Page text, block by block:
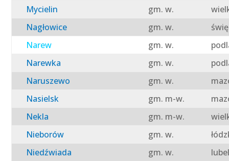
Mycielin
gm. w.
Nagłowice
gm. w.
Narew
gm. w.
Narewka
gm. w.
Naruszewo
gm. w.
Nasielsk
gm. m-w.
Nekla
gm. m-w.
Nieborów
gm. w.
Niedźwiada
gm. w.